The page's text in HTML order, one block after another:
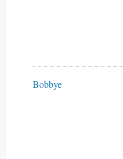
Bobbye